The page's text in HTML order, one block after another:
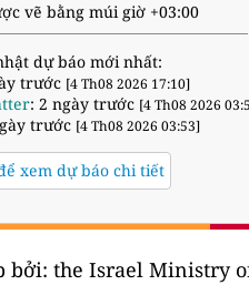
vẽ bằng múi giờ +03:00
dự báo mới nhất:
trước [4 Th08 2026 17:10]
: 2 ngày trước [4 Th08 2026
trước [4 Th08 2026 03:53]
xem dự báo chi tiết
bởi: the Israel Ministry